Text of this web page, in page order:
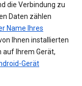
die Verbindung zu
Daten zählen
Name Ihres
Ihnen installierten
auf Ihrem Gerät,
Gerät